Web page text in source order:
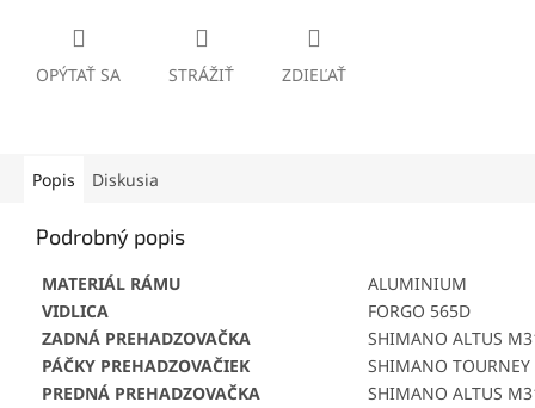
OPÝTAŤ SA STRÁŽIŤ ZDIEĽAŤ
Popis Diskusia
Podrobný popis
MATERIÁL RÁMU
ALUMINIUM
VIDLICA
FORGO 565D
ZADNÁ PREHADZOVAČKA
SHIMANO ALTUS
PÁČKY PREHADZOVAČIEK
SHIMANO TOURNEY
PREDNÁ PREHADZOVAČKA
SHIMANO ALTUS